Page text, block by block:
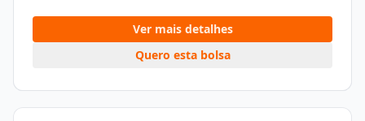
Ver mais detalhes
Quero esta bolsa